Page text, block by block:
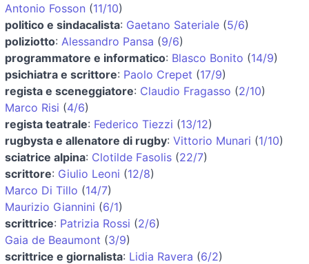
Antonio Fosson (11/10)
politico e sindacalista: Gaetano Sateriale (5/6)
poliziotto: Alessandro Pansa (9/6)
programmatore e informatico: Blasco Bonito (14/9)
psichiatra e scrittore: Paolo Crepet (17/9)
regista e sceneggiatore: Claudio Fragasso (2/10)
Marco Risi (4/6)
regista teatrale: Federico Tiezzi (13/12)
rugbysta e allenatore di rugby: Vittorio Munari (1/10)
sciatrice alpina: Clotilde Fasolis (22/7)
scrittore: Giulio Leoni (12/8)
Marco Di Tillo (14/7)
Maurizio Giannini (6/1)
scrittrice: Patrizia Rossi (2/6)
Gaia de Beaumont (3/9)
scrittrice e giornalista: Lidia Ravera (6/2)